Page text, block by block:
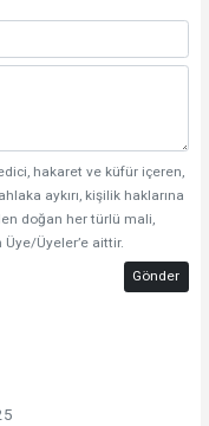
hakaret ve küfür içeren,
aykırı, kişilik haklarına
doğan her türlü mali,
Üyeler’e aittir.
Gönder